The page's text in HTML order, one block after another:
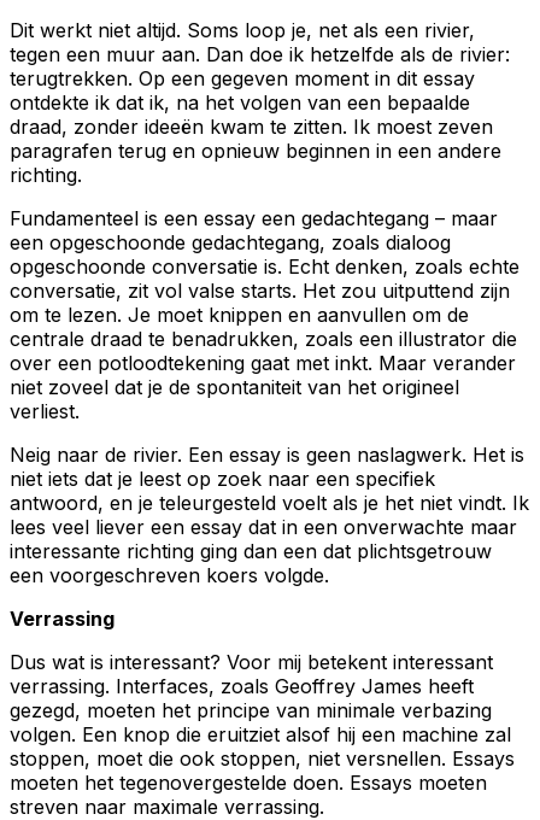
Dit werkt niet altijd. Soms loop je, net als een rivier,
tegen een muur aan. Dan doe ik hetzelfde als de rivier:
terugtrekken. Op een gegeven moment in dit essay
ontdekte ik dat ik, na het volgen van een bepaalde
draad, zonder ideeën kwam te zitten. Ik moest zeven
paragrafen terug en opnieuw beginnen in een andere
richting.
Fundamenteel is een essay een gedachtegang – maar
een opgeschoonde gedachtegang, zoals dialoog
opgeschoonde conversatie is. Echt denken, zoals echte
conversatie, zit vol valse starts. Het zou uitputtend zijn
om te lezen. Je moet knippen en aanvullen om de
centrale draad te benadrukken, zoals een illustrator die
over een potloodtekening gaat met inkt. Maar verander
niet zoveel dat je de spontaniteit van het origineel
verliest.
Neig naar de rivier. Een essay is geen naslagwerk. Het is
niet iets dat je leest op zoek naar een specifiek
antwoord, en je teleurgesteld voelt als je het niet vindt. Ik
lees veel liever een essay dat in een onverwachte maar
interessante richting ging dan een dat plichtsgetrouw
een voorgeschreven koers volgde.
Verrassing
Dus wat is interessant? Voor mij betekent interessant
verrassing. Interfaces, zoals Geoffrey James heeft
gezegd, moeten het principe van minimale verbazing
volgen. Een knop die eruitziet alsof hij een machine zal
stoppen, moet die ook stoppen, niet versnellen. Essays
moeten het tegenovergestelde doen. Essays moeten
streven naar maximale verrassing.